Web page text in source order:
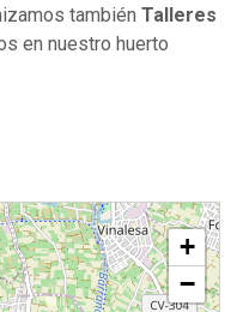
tambiénTalleres
en nuestro huerto
+
−